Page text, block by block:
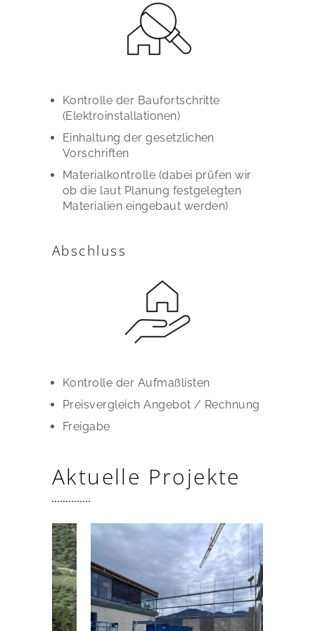
Kontrolle der Baufortschritte
(Elektroinstallationen)
Einhaltung der gesetzlichen
Vorschriften
Materialkontrolle (dabei prüfen wir
ob die laut Planung festgelegten
Materialien eingebaut werden)
Abschluss
Kontrolle der Aufmaßlisten
Preisvergleich Angebot / Rechnung
Freigabe
Aktuelle Projekte